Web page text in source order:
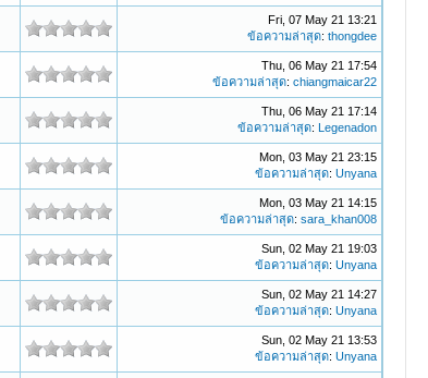
Fri, 07 May 21 13:21
ข้อความล่าสุด: thongdee
Thu, 06 May 21 17:54
ข้อความล่าสุด: chiangmaicar22
Thu, 06 May 21 17:14
ข้อความล่าสุด: Legenadon
Mon, 03 May 21 23:15
ข้อความล่าสุด: Unyana
Mon, 03 May 21 14:15
ข้อความล่าสุด: sara_khan008
Sun, 02 May 21 19:03
ข้อความล่าสุด: Unyana
Sun, 02 May 21 14:27
ข้อความล่าสุด: Unyana
Sun, 02 May 21 13:53
ข้อความล่าสุด: Unyana